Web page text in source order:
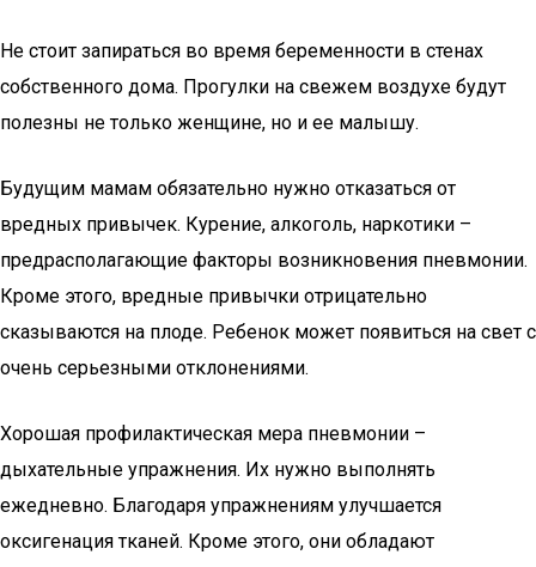
Не стоит запираться во время беременности в стенах
собственного дома. Прогулки на свежем воздухе будут
полезны не только женщине, но и ее малышу.
Будущим мамам обязательно нужно отказаться от
вредных привычек. Курение, алкоголь, наркотики –
предрасполагающие факторы возникновения пневмонии.
Кроме этого, вредные привычки отрицательно
сказываются на плоде. Ребенок может появиться на свет с
очень серьезными отклонениями.
Хорошая профилактическая мера пневмонии –
дыхательные упражнения. Их нужно выполнять
ежедневно. Благодаря упражнениям улучшается
оксигенация тканей. Кроме этого, они обладают